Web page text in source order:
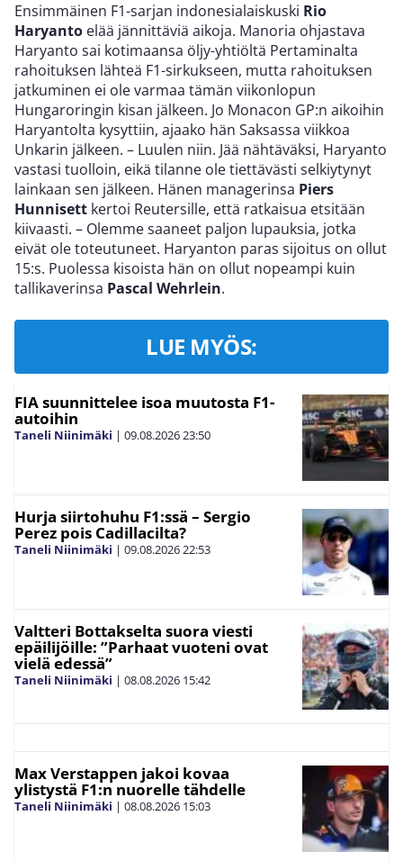
Ensimmäinen F1-sarjan indonesialaiskuski Rio
Haryanto elää jännittäviä aikoja. Manoria ohjastava
Haryanto sai kotimaansa öljy-yhtiöltä Pertaminalta
rahoituksen lähteä F1-sirkukseen, mutta rahoituksen
jatkuminen ei ole varmaa tämän viikonlopun
Hungaroringin kisan jälkeen. Jo Monacon GP:n aikoihin
Haryantolta kysyttiin, ajaako hän Saksassa viikkoa
Unkarin jälkeen. – Luulen niin. Jää nähtäväksi, Haryanto
vastasi tuolloin, eikä tilanne ole tiettävästi selkiytynyt
lainkaan sen jälkeen. Hänen managerinsa Piers
Hunnisett kertoi Reutersille, että ratkaisua etsitään
kiivaasti. – Olemme saaneet paljon lupauksia, jotka
eivät ole toteutuneet. Haryanton paras sijoitus on ollut
15:s. Puolessa kisoista hän on ollut nopeampi kuin
tallikaverinsa Pascal Wehrlein.
LUE MYÖS:
FIA suunnittelee isoa muutosta F1-
autoihin
Taneli Niinimäki | 09.08.202623:50
Hurja siirtohuhu F1:ssä – Sergio
Perez pois Cadillacilta?
Taneli Niinimäki | 09.08.202622:53
Valtteri Bottakselta suora viesti
epäilijöille: ”Parhaat vuoteni ovat
vielä edessä”
Taneli Niinimäki | 08.08.2026 15:42
Max Verstappen jakoi kovaa
ylistystä F1:n nuorelle tähdelle
Taneli Niinimäki | 08.08.2026 15:03